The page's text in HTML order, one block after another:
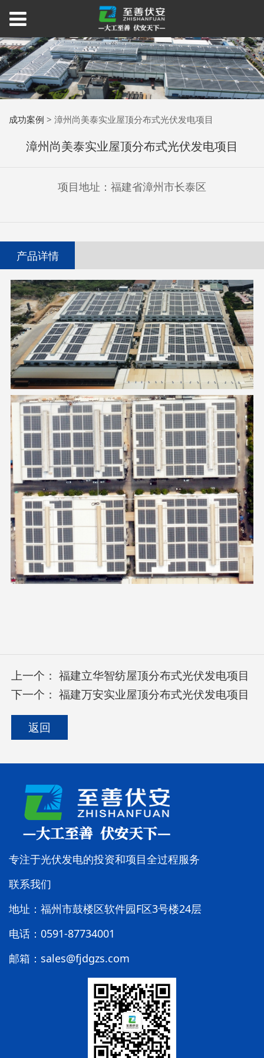
成功案例 >漳州尚美泰实业屋顶分布式光伏发电项目
漳州尚美泰实业屋顶分布式光伏发电项目
项目地址：福建省漳州市长泰区
产品详情
上一个：福建立华智纺屋顶分布式光伏发电项目
下一个：福建万安实业屋顶分布式光伏发电项目
返回
专注于光伏发电的投资和项目全过程服务
联系我们
地址：福州市鼓楼区软件园F区3号楼24层
电话：0591-87734001
邮箱：sales@fjdgzs.com